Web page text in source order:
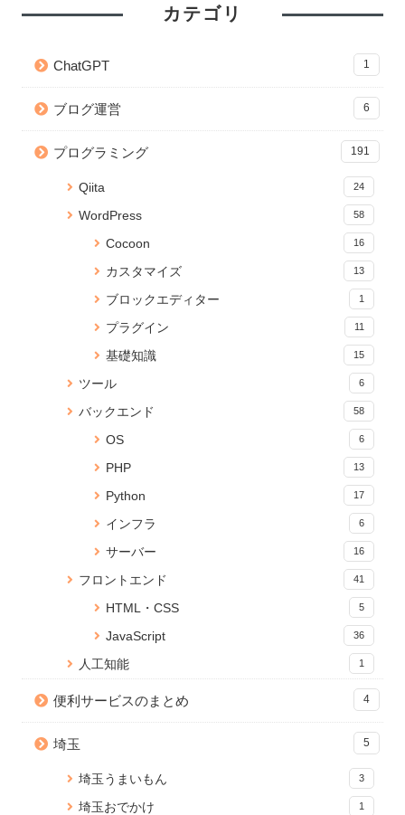
ファイルを実行！同期・非同期
React プロジェクトの関数名や
【JavaScript】iframeのコンテ
ンツの読み込みが終わったらイ
ベントを発火する
【無料】ブラウザでPDFに透か
し文字を追加できる「PDF透か
Jupyter Notebookに現在のメモ
Anaconda のアップデートが終
15 views
PDFに画像（ロゴ）を貼ること
ができる無料Webサービス「ピ
タロゴPDFメーカー」を公開し
WordPress 編集画面を便利にカ
13 views
ファイルを実行！同期・非同期
【CSS】画像を横幅いっぱいに
Jupyter Notebook を「.py」の
Pythonで実行可能なコードに変
yml ファイルから Anaconda 仮
想環境をつくる
15967 views
【JavaScript】iframeのコンテ
ンツの読み込みが終わったらイ
Cannot connect to the Docker
daemon でDockerコマンドが効
Reactページの読み込みが終わ
るまでの間ローディングを表示
する
React onClick イベントで引数
を渡す方法
Node.js のバージョンアップ手
順【Mac】
ンツの読み込みが終わったらイ
WordPress 編集画面を便利にカ
スタマイズ！add_meta_boxes
Cocoon SNS フォローボタンを
カスタマイズ
2 views
【React】フォルダ構成のベス
xargsコマンドで標準出力をパ
PDFに画像（ロゴ）を貼ること
ができる無料Webサービス「ピ
タロゴPDFメーカー」を公開し
【WordPress】SQL テーブルを
カテゴリ
ChatGPT 1
ブログ運営 6
プログラミング 191
Qiita 24
WordPress 58
Cocoon 16
カスタマイズ 13
ブロックエディター 1
プラグイン 11
基礎知識 15
ツール 6
バックエンド 58
OS 6
PHP 13
Python 17
インフラ 6
サーバー 16
フロントエンド 41
HTML・CSS 5
JavaScript 36
人工知能 1
便利サービスのまとめ 4
埼玉 5
埼玉うまいもん 3
埼玉おでかけ 1